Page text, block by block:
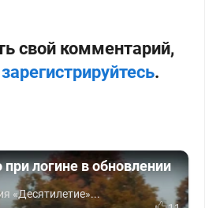
свой комментарий,
зарегистрируйтесь.
логине в обновлении
«Десятилетие»...